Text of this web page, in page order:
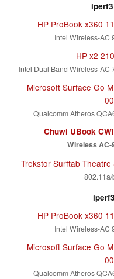
HP ProBook x360
Intel Wireless-AC
HP x2
Intel Dual Band Wireless-AC
Microsoft Surface Go
Qualcomm Atheros
Chuwi UBook
Wireless AC-
Trekstor Surftab Theatre
802.11a/
HP ProBook x360
Intel Wireless-AC
Microsoft Surface Go
Qualcomm Atheros